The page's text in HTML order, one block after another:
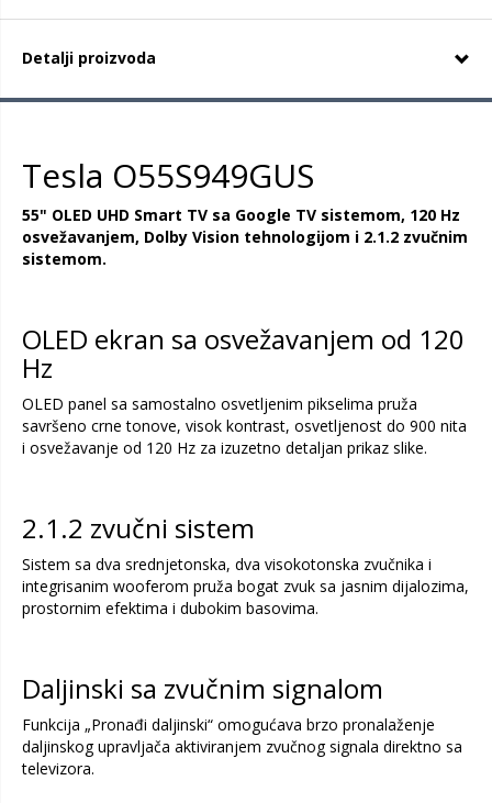
Detalji proizvoda
Tesla O55S949GUS
55" OLED UHD Smart TV sa Google TV sistemom, 120 Hz
osvežavanjem, Dolby Vision tehnologijom i 2.1.2 zvučnim
sistemom.
OLED ekran sa osvežavanjem od 120
Hz
OLED panel sa samostalno osvetljenim pikselima pruža
savršeno crne tonove, visok kontrast, osvetljenost do 900 nita
i osvežavanje od 120 Hz za izuzetno detaljan prikaz slike.
2.1.2 zvučni sistem
Sistem sa dva srednjetonska, dva visokotonska zvučnika i
integrisanim wooferom pruža bogat zvuk sa jasnim dijalozima,
prostornim efektima i dubokim basovima.
Daljinski sa zvučnim signalom
Funkcija „Pronađi daljinski“ omogućava brzo pronalaženje
daljinskog upravljača aktiviranjem zvučnog signala direktno sa
televizora.